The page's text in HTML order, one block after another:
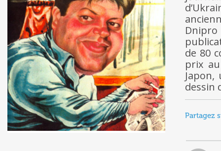
de 80
prix
dessin
Partagez